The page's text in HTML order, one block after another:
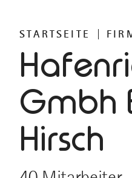
STARTSEITE
Gmbh
Hirsch